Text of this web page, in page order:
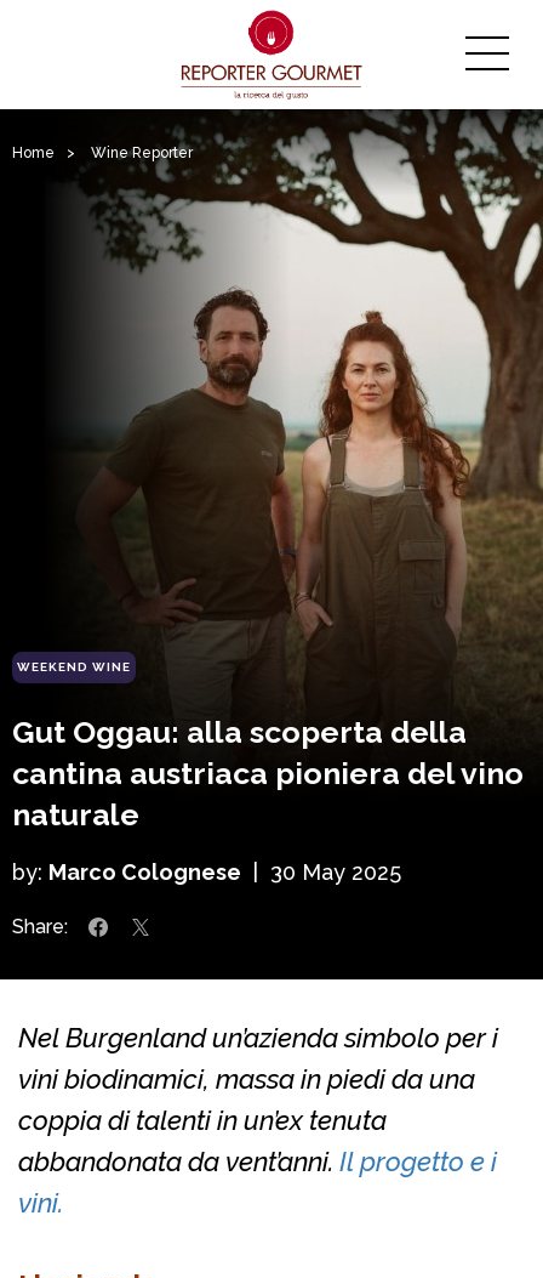
Home > Wine Reporter
WEEKEND WINE
Gut Oggau: alla scoperta della
cantina austriaca pioniera del vino
naturale
by: Marco Colognese 30 May 2025
Share:
Nel Burgenland un’azienda simbolo per i
vini biodinamici, massa in piedi da una
coppia di talenti in un’ex tenuta
abbandonata da vent’anni. Il progetto e i
vini.